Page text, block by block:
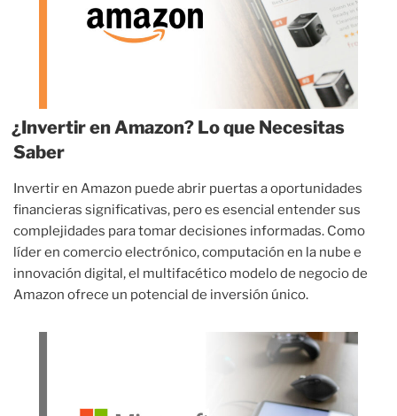
Saber»
¿Invertir en Amazon? Lo que Necesitas
Saber
Invertir en Amazon puede abrir puertas a oportunidades
financieras significativas, pero es esencial entender sus
complejidades para tomar decisiones informadas. Como
líder en comercio electrónico, computación en la nube e
innovación digital, el multifacético modelo de negocio de
Amazon ofrece un potencial de inversión único.